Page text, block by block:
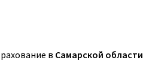
в Самарской области